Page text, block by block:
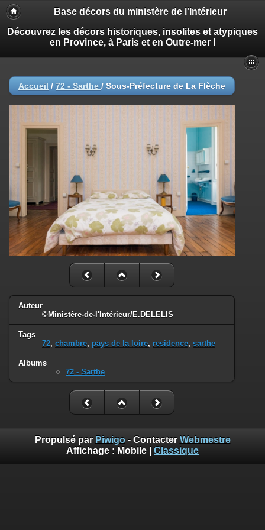
Base décors du ministère de l'Intérieur
Découvrez les décors historiques, insolites et atypiques
en Province, à Paris et en Outre-mer !
Accueil / 72 - Sarthe / Sous-Préfecture de La Flèche
Auteur
©Ministère-de-l'Intérieur/E.DELELIS
Tags
72, chambre, pays de la loire, residence, sarthe
Albums
72 - Sarthe
Propulsé par Piwigo- Contacter Webmestre
Affichage : Mobile Classique